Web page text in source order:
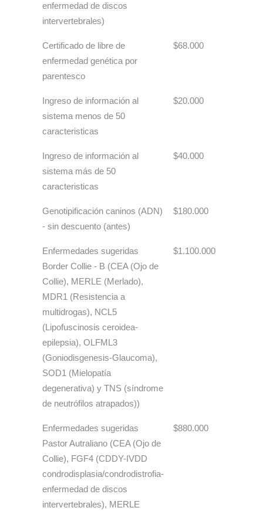
enfermedad de discos
intervertebrales)
Certificado de libre de
enfermedad genética por
parentesco
$68.000
Ingreso de información al
sistema menos de 50
caracteristicas
$20.000
Ingreso de información al
sistema más de 50
caracteristicas
$40.000
Genotipificación caninos (ADN)
- sin descuento (antes)
$180.000
Enfermedades sugeridas
Border Collie - B (CEA (Ojo de
Collie), MERLE (Merlado),
MDR1 (Resistencia a
multidrogas), NCL5
(Lipofuscinosis ceroidea-
epilepsia), OLFML3
(Goniodisgenesis-Glaucoma),
SOD1 (Mielopatía
degenerativa) y TNS (síndrome
de neutrófilos atrapados))
$1.100.000
Enfermedades sugeridas
Pastor Autraliano (CEA (Ojo de
Collie), FGF4 (CDDY-IVDD
condrodisplasia/condrodistrofia-
enfermedad de discos
intervertebrales), MERLE
$880.000